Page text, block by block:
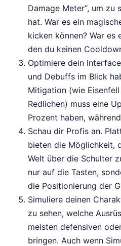
Damage Meter“, um zu
hat. War es ein
kicken können? War es
den du keinen
Optimiere dein
und Debuffs im Blick
Mitigation (wie
Redlichen) muss eine
Prozent haben,
Schau dir Profis an.
bieten die Möglichkeit,
Welt über die Schulter
nur auf die Tasten,
die Positionierung der
Simuliere deinen
zu sehen, welche
meisten defensiven
bringen. Auch wenn